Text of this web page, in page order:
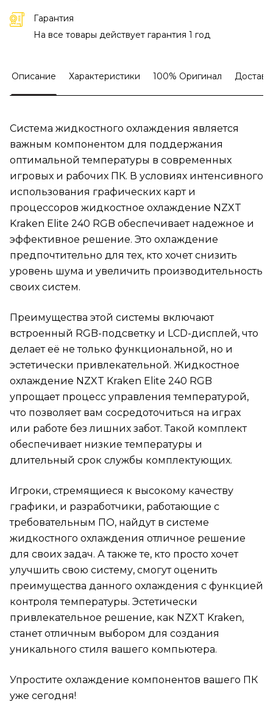
Гарантия
На все товары действует гарантия 1 год
Описание Характеристики 100% Оригинал
Система жидкостного охлаждения является
важным компонентом для поддержания
оптимальной температуры в современных
игровых и рабочих ПК. В условиях интенсивного
использования графических карт и
процессоров жидкостное охлаждение NZXT
Kraken Elite 240 RGB обеспечивает надежное и
эффективное решение. Это охлаждение
предпочтительно для тех, кто хочет снизить
уровень шума и увеличить производительность
своих систем.
Преимущества этой системы включают
встроенный RGB-подсветку и LCD-дисплей, что
делает её не только функциональной, но и
эстетически привлекательной. Жидкостное
охлаждение NZXT Kraken Elite 240 RGB
упрощает процесс управления температурой,
что позволяет вам сосредоточиться на играх
или работе без лишних забот. Такой комплект
обеспечивает низкие температуры и
длительный срок службы комплектующих.
Игроки, стремящиеся к высокому качеству
графики, и разработчики, работающие с
требовательным ПО, найдут в системе
жидкостного охлаждения отличное решение
для своих задач. А также те, кто просто хочет
улучшить свою систему, смогут оценить
преимущества данного охлаждения с функцией
контроля температуры. Эстетически
привлекательное решение, как NZXT Kraken,
станет отличным выбором для создания
уникального стиля вашего компьютера.
Упростите охлаждение компонентов вашего ПК
уже сегодня!